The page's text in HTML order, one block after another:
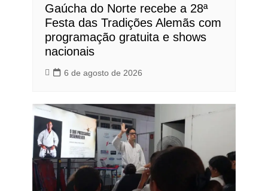
Gaúcha do Norte recebe a 28ª
Festa das Tradições Alemãs com
programação gratuita e shows
nacionais
6 de agosto de 2026